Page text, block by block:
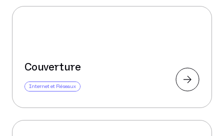
Couverture
Internet et Réseaux